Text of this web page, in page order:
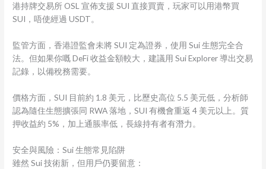
港持牌交易所 OSL 宣佈支援 SUI 直接買賣，玩家可以用港幣買
SUI，唔使經過 USDT。
監管方面，香港證監會未將 SUI 定為證券，使用 Sui 生態完全合
法。但如果你嘅 DeFi 收益金額較大，建議用 Sui Explorer 導出交易
記錄，以備稅務需要。
價格方面，SUI 目前約 1.8 美元，比歷史高位 5.5 美元低，分析師
認為隨住生態擴張同 RWA 落地，SUI 有機會重返 4 美元以上。質
押收益約 5%，加上通脹率低，長線持有者有潛力。
安全與風險：Sui 生態常見陷阱
雖然 Sui 技術新，但用戶仍要留意：